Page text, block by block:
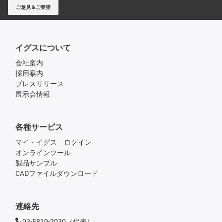
ご意見＆ご要望
イグスについて
会社案内
採用案内
プレスリリース
展示会情報
各種サービス
マイ・イグス ログイン
オンラインツール
製品サンプル
CADファイルダウンロード
連絡先